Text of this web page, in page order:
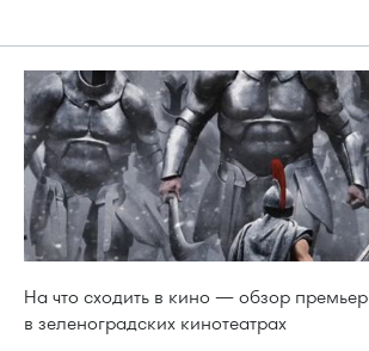
На что сходить в кино — обзор премьер
в зеленоградских кинотеатрах